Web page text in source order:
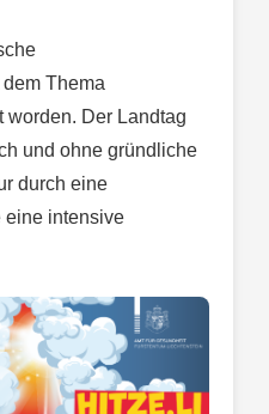
Thema
worden. Der Landtag
und ohne gründliche
durch eine
eine intensive